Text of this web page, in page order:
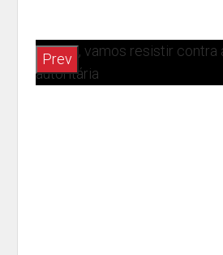
Juntos, vamos resistir
autoritária